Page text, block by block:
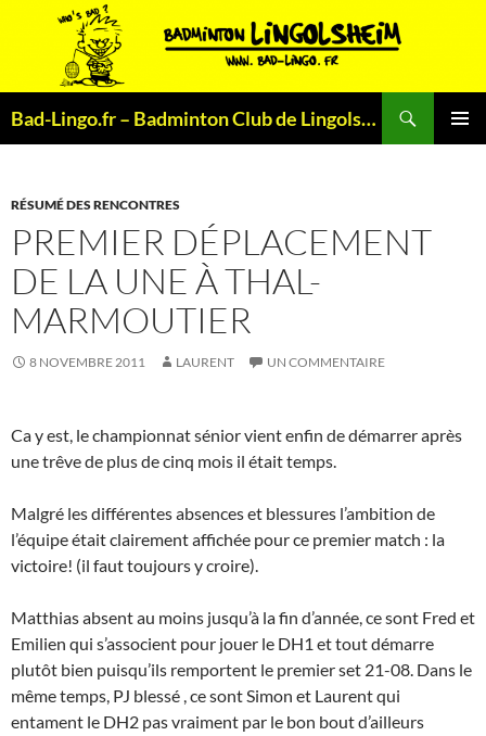
Bad-Lingo.fr – Badminton Club de Lingolsheim
RÉSUMÉ DES RENCONTRES
PREMIER DÉPLACEMENT
DE LA UNE À THAL-
MARMOUTIER
8 NOVEMBRE 2011 LAURENT UN COMMENTAIRE
Ca y est, le championnat sénior vient enfin de démarrer après
une trêve de plus de cinq mois il était temps.
Malgré les différentes absences et blessures l’ambition de
l’équipe était clairement affichée pour ce premier match : la
victoire! (il faut toujours y croire).
Matthias absent au moins jusqu’à la fin d’année, ce sont Fred et
Emilien qui s’associent pour jouer le DH1 et tout démarre
plutôt bien puisqu’ils remportent le premier set 21-08. Dans le
même temps, PJ blessé , ce sont Simon et Laurent qui
entament le DH2 pas vraiment par le bon bout d’ailleurs